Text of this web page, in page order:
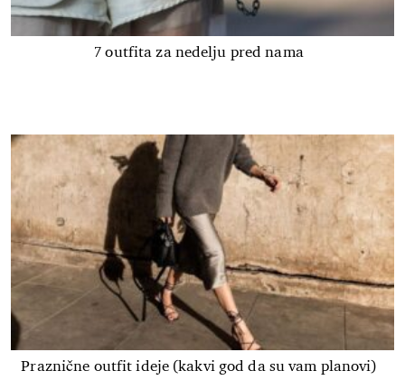
7 outfita za nedelju pred nama
Praznične outfit ideje (kakvi god da su vam planovi)